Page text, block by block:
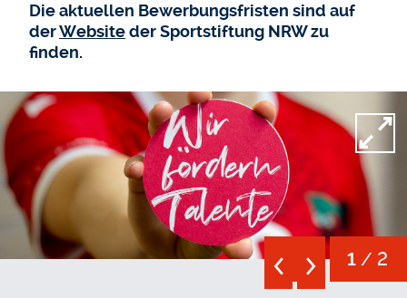
Die aktuellen Bewerbungsfristen sind auf
derWebsiteder Sportstiftung NRW zu
finden.
1 / 2